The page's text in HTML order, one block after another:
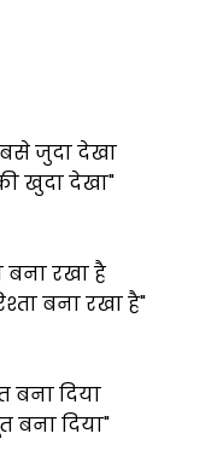
जुदा देखा
खुदा देखा"
बना रखा है
बना रखा है"
बना दिया
बना दिया"